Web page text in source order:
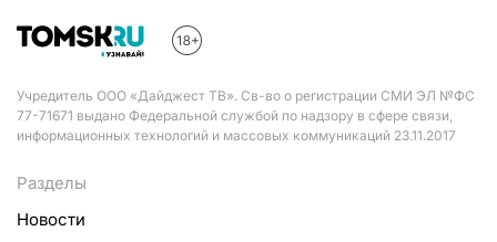
Учредитель ООО «Дайджест ТВ». Св-во о регистрации СМИ ЭЛ №ФС
77-71671 выдано Федеральной службой по надзору в сфере связи,
информационных технологий и массовых коммуникаций 23.11.2017
Разделы
Новости